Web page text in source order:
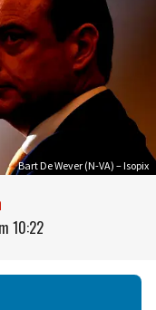
Bart De Wever (N-VA) – Isopix
10:22